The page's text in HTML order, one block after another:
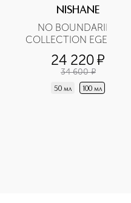
NISHANE
NO BOUNDARIES
COLLECTION EGE Духи
24 220¤
34 600 ¤
50 мл 100 мл